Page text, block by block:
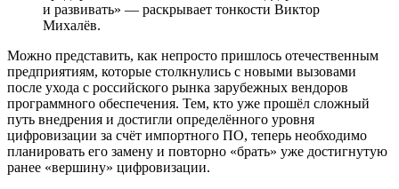
и развивать» — раскрывает тонкости Виктор
Михалёв.
Можно представить, как непросто пришлось отечественным
предприятиям, которые столкнулись с новыми вызовами
после ухода с российского рынка зарубежных вендоров
программного обеспечения. Тем, кто уже прошёл сложный
путь внедрения и достигли определённого уровня
цифровизации за счёт импортного ПО, теперь необходимо
планировать его замену и повторно «брать» уже достигнутую
ранее «вершину» цифровизации.